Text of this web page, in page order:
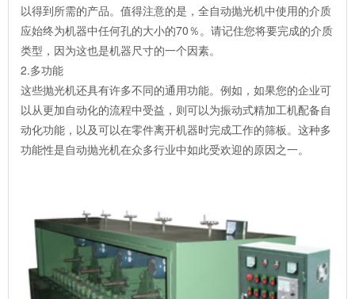
以得到所需的产品。值得注意的是，全自动抛光机中使用的介质
应始终为机器中任何孔的大小的70％。请记住您将要完成的介质
类型，因为这也是机器尺寸的一个因素。
2.多功能
这些抛光机还具有许多不同的通用功能。例如，如果您的企业可
以从更加自动化的流程中受益，则可以为振动式精加工机配备自
动化功能，以及可以在零件离开机器时完成工作的筛板。这种多
功能性是自动抛光机在众多行业中如此受欢迎的原因之一。